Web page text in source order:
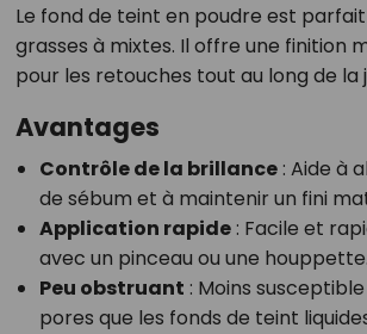
Le fond de teint en poudre est
grasses à mixtes. Il offre une finition
pour les retouches tout au long de la
Avantages
Contrôle de la brillance: Aide à
de sébum et à maintenir un fini
Application rapide: Facile et
avec un pinceau ou une houppette.
Peu obstruant : Moins
pores que les fonds de teint